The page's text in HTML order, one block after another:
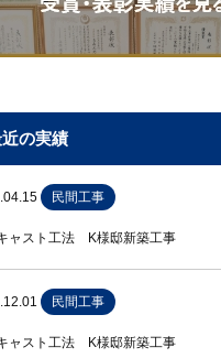
の実績
民間工事
ャスト工法 K様邸新築工事
民間工事
ャスト工法 K様邸新築工事